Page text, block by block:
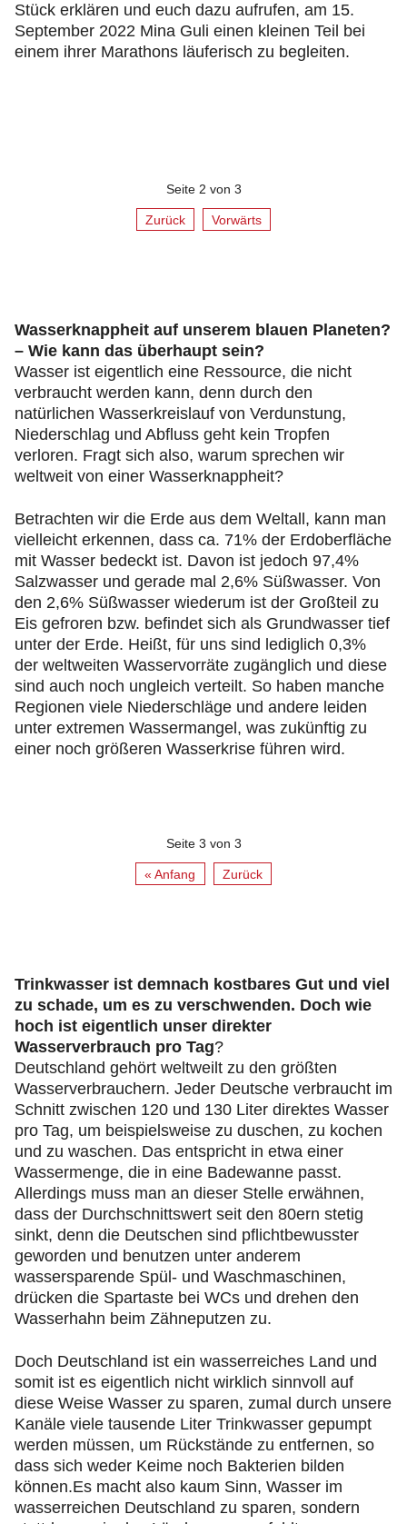
Stück erklären und euch dazu aufrufen, am 15.
September 2022 Mina Guli einen kleinen Teil bei
einem ihrer Marathons läuferisch zu begleiten.
Seite 2 von 3
Zurück Vorwärts
Wasserknappheit auf unserem blauen Planeten?
– Wie kann das überhaupt sein?
Wasser ist eigentlich eine Ressource, die nicht
verbraucht werden kann, denn durch den
natürlichen Wasserkreislauf von Verdunstung,
Niederschlag und Abfluss geht kein Tropfen
verloren. Fragt sich also, warum sprechen wir
weltweit von einer Wasserknappheit?
Betrachten wir die Erde aus dem Weltall, kann man
vielleicht erkennen, dass ca. 71% der Erdoberfläche
mit Wasser bedeckt ist. Davon ist jedoch 97,4%
Salzwasser und gerade mal 2,6% Süßwasser. Von
den 2,6% Süßwasser wiederum ist der Großteil zu
Eis gefroren bzw. befindet sich als Grundwasser tief
unter der Erde. Heißt, für uns sind lediglich 0,3%
der weltweiten Wasservorräte zugänglich und diese
sind auch noch ungleich verteilt. So haben manche
Regionen viele Niederschläge und andere leiden
unter extremen Wassermangel, was zukünftig zu
einer noch größeren Wasserkrise führen wird.
Seite 3 von 3
« Anfang Zurück
Trinkwasser ist demnach kostbares Gut und viel
zu schade, um es zu verschwenden. Doch wie
hoch ist eigentlich unser direkter
Wasserverbrauch pro Tag?
Deutschland gehört weltweilt zu den größten
Wasserverbrauchern. Jeder Deutsche verbraucht im
Schnitt zwischen 120 und 130 Liter direktes Wasser
pro Tag, um beispielsweise zu duschen, zu kochen
und zu waschen. Das entspricht in etwa einer
Wassermenge, die in eine Badewanne passt.
Allerdings muss man an dieser Stelle erwähnen,
dass der Durchschnittswert seit den 80ern stetig
sinkt, denn die Deutschen sind pflichtbewusster
geworden und benutzen unter anderem
wassersparende Spül- und Waschmaschinen,
drücken die Spartaste bei WCs und drehen den
Wasserhahn beim Zähneputzen zu.
Doch Deutschland ist ein wasserreiches Land und
somit ist es eigentlich nicht wirklich sinnvoll auf
diese Weise Wasser zu sparen, zumal durch unsere
Kanäle viele tausende Liter Trinkwasser gepumpt
werden müssen, um Rückstände zu entfernen, so
dass sich weder Keime noch Bakterien bilden
können.Es macht also kaum Sinn, Wasser im
wasserreichen Deutschland zu sparen, sondern